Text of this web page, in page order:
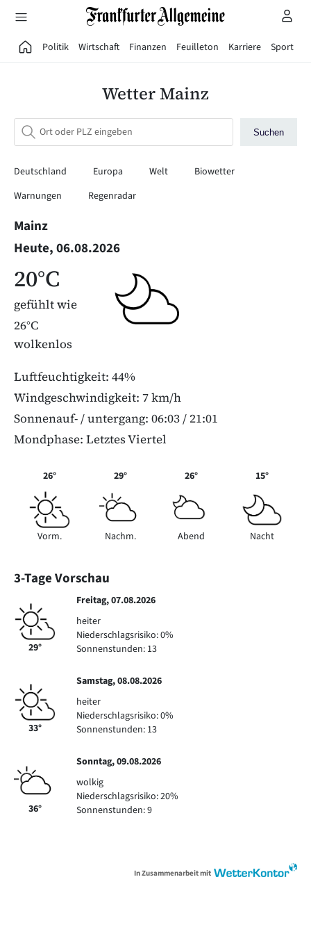
Direkt zum Hauptinhalt
Politik Wirtschaft Finanzen Feuilleton Karriere Sport
Wetter Mainz
Suchen
Deutschland Europa Welt
Biowetter
Warnungen
Regenradar
Mainz
Heute, 06.08.2026
20°C
gefühlt wie
26°C
wolkenlos
Luftfeuchtigkeit: 44%
Windgeschwindigkeit: 7 km/h
Sonnenauf- / untergang: 06:03 / 21:01
Mondphase: Letztes Viertel
26°
Vorm.
29°
Nachm.
26°
Abend
15°
Nacht
3-Tage Vorschau
29°
Freitag, 07.08.2026
heiter
Niederschlagsrisiko: 0%
Sonnenstunden: 13
33°
Samstag, 08.08.2026
heiter
Niederschlagsrisiko: 0%
Sonnenstunden: 13
36°
Sonntag, 09.08.2026
wolkig
Niederschlagsrisiko: 20%
Sonnenstunden: 9
In Zusammenarbeit mit